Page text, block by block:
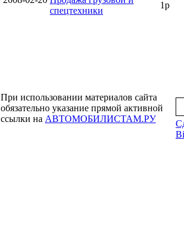
спецтехники
1р
При использовании материалов сайта
обязательно указание прямой активной
ссылки на АВТОМОБИЛИСТАМ.РУ